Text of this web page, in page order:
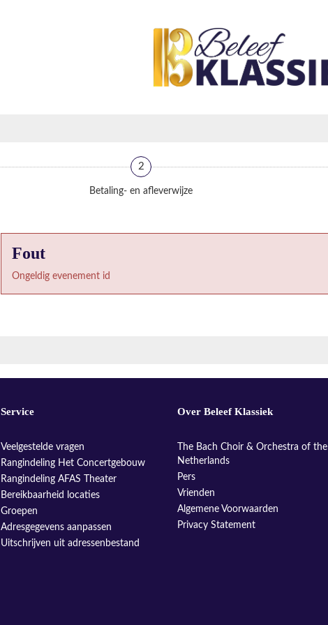
2
Betaling- en afleverwijze
Fout
Ongeldig evenement id
Service
Veelgestelde vragen
Rangindeling Het Concertgebouw
Rangindeling AFAS Theater
Bereikbaarheid locaties
Groepen
Adresgegevens aanpassen
Uitschrijven uit adressenbestand
Over Beleef Klassiek
The Bach Choir & Orchestra of the
Netherlands
Pers
Vrienden
Algemene Voorwaarden
Privacy Statement